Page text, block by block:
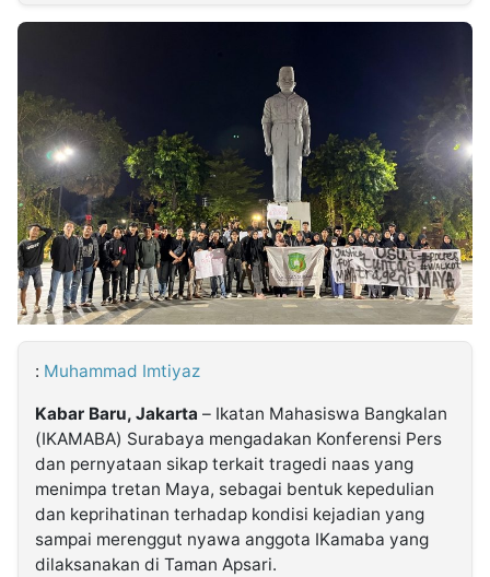
INDONESIA
Partner
Insight
NTB
Suara
Time
Lens
IDN
Daily
Jogja
Jalan
Rakyat
Idealita
News
Kita
Notice
Dinamikapost.com
Radar
Baru
Seedbacklink
Follow
Kabarbaru
Kabarbaru.co
: Muhammad Imtiyaz
Kabar Baru, Jakarta – Ikatan Mahasiswa Bangkalan
(IKAMABA) Surabaya mengadakan Konferensi Pers
dan pernyataan sikap terkait tragedi naas yang
menimpa tretan Maya, sebagai bentuk kepedulian
dan keprihatinan terhadap kondisi kejadian yang
sampai merenggut nyawa anggota IKamaba yang
dilaksanakan di Taman Apsari.